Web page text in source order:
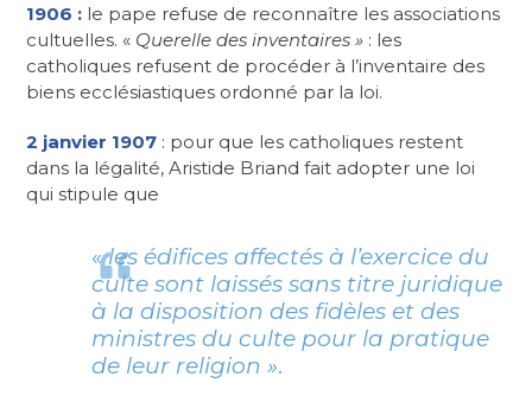
1906 : le pape refuse de reconnaître les associations
cultuelles. « Querelle des inventaires » : les
catholiques refusent de procéder à l’inventaire des
biens ecclésiastiques ordonné par la loi.
2 janvier 1907 : pour que les catholiques restent
dans la légalité, Aristide Briand fait adopter une loi
qui stipule que
«les édifices affectés à l’exercice du
culte sont laissés sans titre juridique
à la disposition des fidèles et des
ministres du culte pour la pratique
de leur religion ».